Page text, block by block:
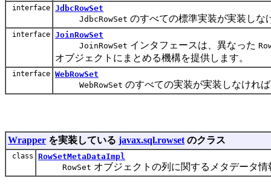
interface JdbcRowSet
JdbcRowSet のすべての標準実装が実装しな
interface JoinRowSet
JoinRowSet インタフェースは、異なった
オブジェクトにまとめる機構を提供します。
interface WebRowSet
WebRowSet のすべての実装が実装しなけれ
Wrapper を実装している javax.sql.rowset のクラス
class
RowSetMetaDataImpl
RowSet オブジェクトの列に関するメタデータ